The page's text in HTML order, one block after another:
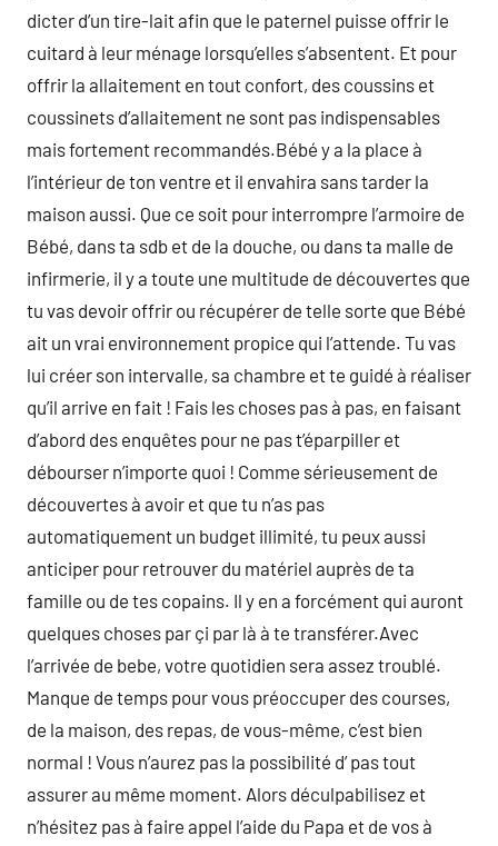
dicter d’un tire-lait afin que le paternel puisse offrir le
cuitard à leur ménage lorsqu’elles s’absentent. Et pour
offrir la allaitement en tout confort, des coussins et
coussinets d’allaitement ne sont pas indispensables
mais fortement recommandés.Bébé y a la place à
l’intérieur de ton ventre et il envahira sans tarder la
maison aussi. Que ce soit pour interrompre l’armoire de
Bébé, dans ta sdb et de la douche, ou dans ta malle de
infirmerie, il y a toute une multitude de découvertes que
tu vas devoir offrir ou récupérer de telle sorte que Bébé
ait un vrai environnement propice qui l’attende. Tu vas
lui créer son intervalle, sa chambre et te guidé à réaliser
qu’il arrive en fait ! Fais les choses pas à pas, en faisant
d’abord des enquêtes pour ne pas t’éparpiller et
débourser n’importe quoi ! Comme sérieusement de
découvertes à avoir et que tu n’as pas
automatiquement un budget illimité, tu peux aussi
anticiper pour retrouver du matériel auprès de ta
famille ou de tes copains. Il y en a forcément qui auront
quelques choses par çi par là à te transférer.Avec
l’arrivée de bebe, votre quotidien sera assez troublé.
Manque de temps pour vous préoccuper des courses,
de la maison, des repas, de vous-même, c’est bien
normal ! Vous n’aurez pas la possibilité d’ pas tout
assurer au même moment. Alors déculpabilisez et
n’hésitez pas à faire appel l’aide du Papa et de vos à